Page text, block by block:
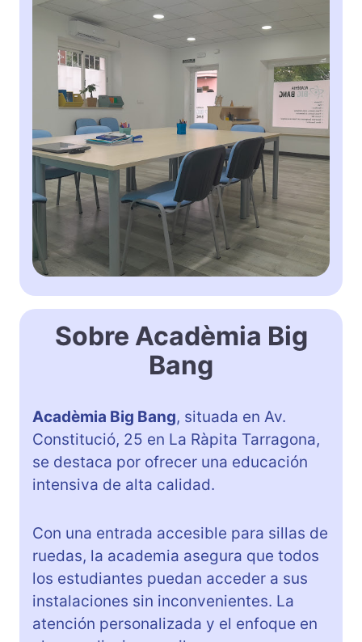
Sobre Acadèmia Big
Bang
Acadèmia Big Bang, situada en Av.
Constitució, 25 en La Ràpita Tarragona,
se destaca por ofrecer una educación
intensiva de alta calidad.
Con una entrada accesible para sillas de
ruedas, la academia asegura que todos
los estudiantes puedan acceder a sus
instalaciones sin inconvenientes. La
atención personalizada y el enfoque en